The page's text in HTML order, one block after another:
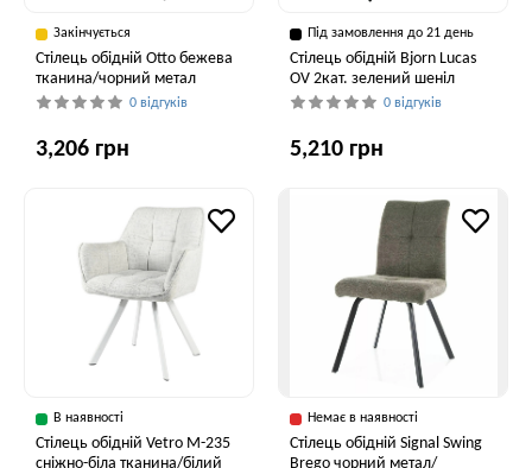
Закінчується
Cтілець обідній Otto бежева
тканина/чорний метал
0 відгуків
3,206 грн
Під замовлення до 21 день
Стілець обідній Bjorn Lucas
OV 2кат. зелений шеніл
0 відгуків
5,210 грн
В наявності
Стілець обідній Vetro M-235
сніжно-біла тканина/білий
Немає в наявності
Стілець обідній Signal Swing
Brego чорний метал/